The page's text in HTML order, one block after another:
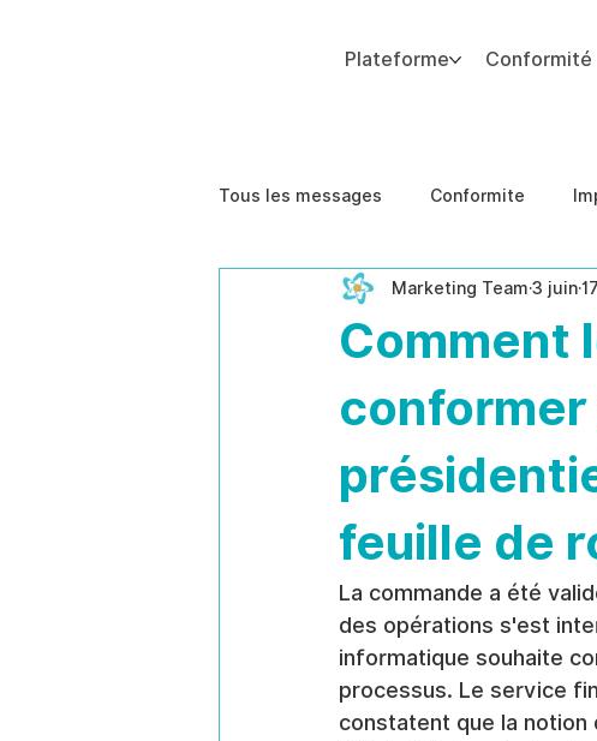
Plateforme Conformité
Tous les messages Conformite
Impact sur les Affaires Études de
Comment
feuille de
Marketing Team 3 juin
La commande a été
des opérations s'est
informatique souhaite
processus. Le service
constatent que la